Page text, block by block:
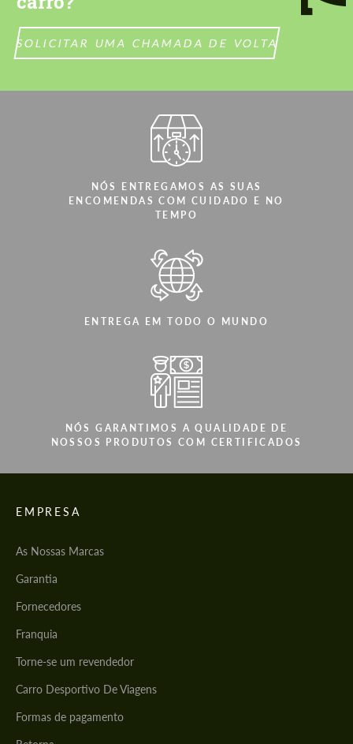
SOLICITAR UMA CHAMADA DE VOLTA
NÓS ENTREGAMOS AS SUAS
ENCOMENDAS COM CUIDADO E NO
TEMPO
ENTREGA EM TODO O MUNDO
NÓS GARANTIMOS A QUALIDADE DE
NOSSOS PRODUTOS COM CERTIFICADOS
EMPRESA
As Nossas Marcas
Garantia
Fornecedores
Franquia
Torne-se um revendedor
Carro Desportivo De Viagens
Formas de pagamento